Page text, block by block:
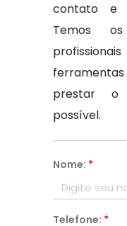
contato e
Temos
prestar o
possível.
Nome: *
Telefone: *